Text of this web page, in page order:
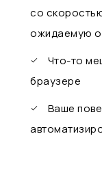
со
ожидаемую
Что-то
браузере
Ваше